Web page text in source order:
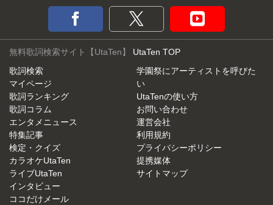
無料歌詞検索サイト【UtaTen】 UtaTen TOP
歌詞検索
マイページ
歌詞ランキング
歌詞コラム
エンタメニュース
特集記事
検定・クイズ
カラオケUtaTen
ライブUtaTen
インタビュー
ココだけメール
学園祭にアーティストを呼びた
い
UtaTenの使い方
お問い合わせ
運営会社
利用規約
プライバシーポリシー
提携媒体
サイトマップ